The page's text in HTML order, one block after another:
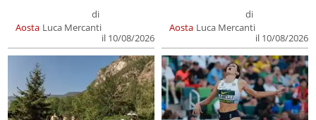
Aosta
di
Luca Mercanti
il 10/08/2026
Aosta
di
Luca Mercanti
il 10/08/2026